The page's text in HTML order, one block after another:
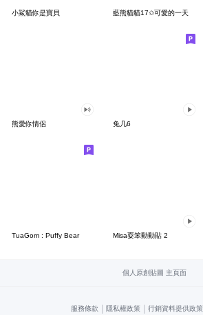
小鯊貓你是寶貝 藍熊貓貓17✩可愛的一天
熊愛你情侶 兔几6
TuaGom : Puffy Bear Misa耍笨動動貼 2
個人原創貼圖 主頁面
服務條款 | 隱私權政策 | 行銷資料提供政策